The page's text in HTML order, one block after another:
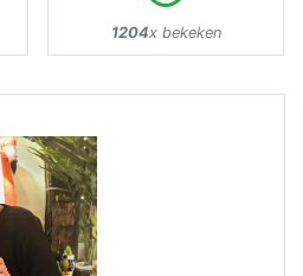
1204x bekeken